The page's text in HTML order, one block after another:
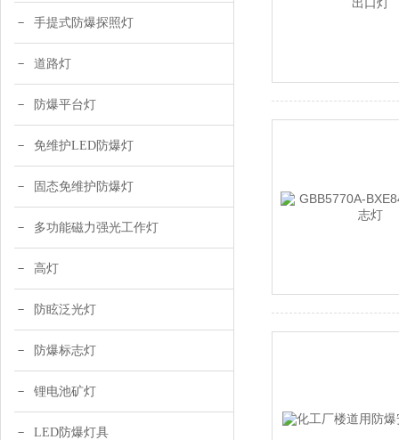
手提式防爆探照灯
道路灯
防爆平台灯
免维护LED防爆灯
固态免维护防爆灯
多功能磁力强光工作灯
高灯
防眩泛光灯
防爆标志灯
锂电池矿灯
LED防爆灯具